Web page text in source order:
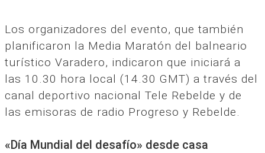
Los organizadores del evento, que también
planificaron la Media Maratón del balneario
turístico Varadero, indicaron que iniciará a
las 10.30 hora local (14.30 GMT) a través del
canal deportivo nacional Tele Rebelde y de
las emisoras de radio Progreso y Rebelde.
«Día Mundial del desafío» desde casa